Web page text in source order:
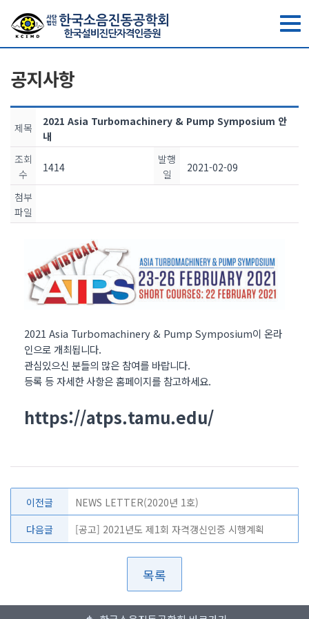
toggle
공지사항
제목
2021 Asia Turbomachinery & Pump Symposium 안
내
조회
수
1414
발행
일
2021-02-09
첨부
파일
2021 Asia Turbomachinery & Pump Symposium이 온라
인으로 개최됩니다.
관심있으신 분들의 많은 참여를 바랍니다.
등록 등 자세한 사항은 홈페이지를 참고하세요.
https://atps.tamu.edu/
이전글
NEWS LETTER(2020년 1호)
다음글
[공고] 2021년도 제1회 자격갱신인증 시행계획
목록